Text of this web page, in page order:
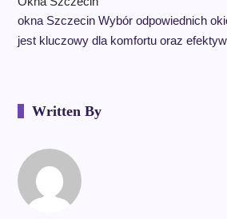
okna Szczecin Wybór odpowiednich
jest kluczowy dla komfortu oraz
Written By